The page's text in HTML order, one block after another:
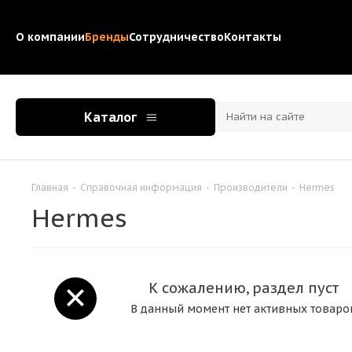
О компанииБрендыСотрудничествоКонтакты
Каталог
Главная - Справочная информация - Производители - Hermes
Hermes
К сожалению, раздел пуст
В данный момент нет активных